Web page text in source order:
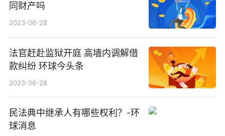
同财产吗
2023-06-28
法官赶赴监狱开庭 高墙内调解借
款纠纷 环球今头条
2023-06-28
民法典中继承人有哪些权利？-环
球消息